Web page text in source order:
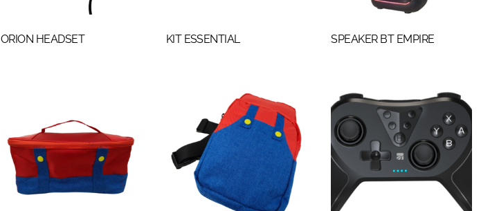
ORION HEADSET KIT ESSENTIAL SPEAKER BT EMPIRE